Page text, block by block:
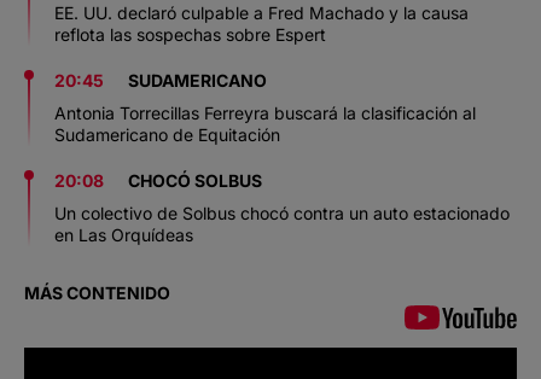
EE. UU. declaró culpable a Fred Machado y la causa
reflota las sospechas sobre Espert
20:45
SUDAMERICANO
Antonia Torrecillas Ferreyra buscará la clasificación al
Sudamericano de Equitación
20:08
CHOCÓ SOLBUS
Un colectivo de Solbus chocó contra un auto estacionado
en Las Orquídeas
MÁS CONTENIDO